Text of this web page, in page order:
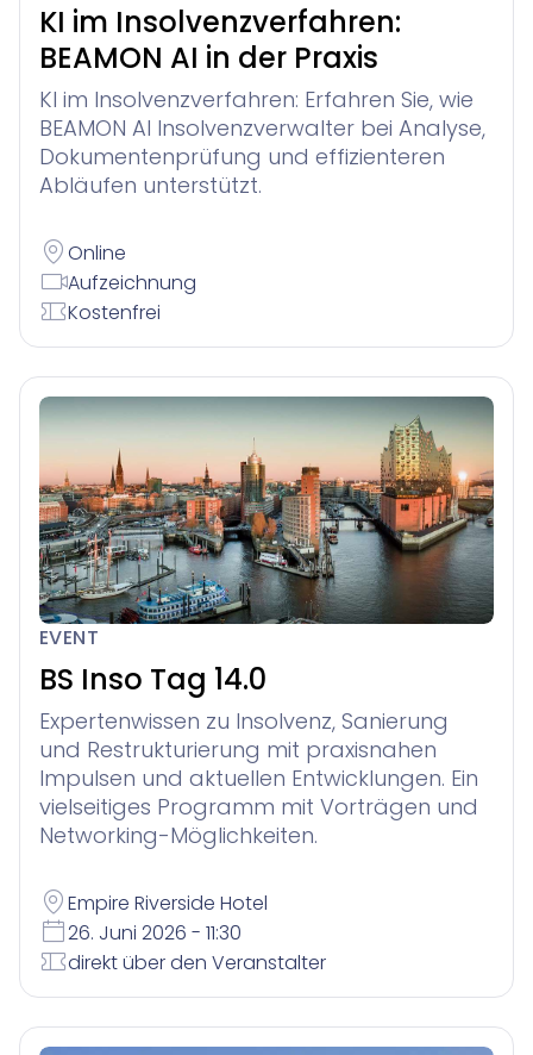
KI im Insolvenzverfahren:
BEAMON AI in der Praxis
KI im Insolvenzverfahren: Erfahren Sie, wie
BEAMON AI Insolvenzverwalter bei Analyse,
Dokumentenprüfung und effizienteren
Abläufen unterstützt.
Online
Aufzeichnung
Kostenfrei
EVENT
BS Inso Tag 14.0
Expertenwissen zu Insolvenz, Sanierung
und Restrukturierung mit praxisnahen
Impulsen und aktuellen Entwicklungen. Ein
vielseitiges Programm mit Vorträgen und
Networking-Möglichkeiten.
Empire Riverside Hotel
26. Juni 2026 - 11:30
direkt über den Veranstalter